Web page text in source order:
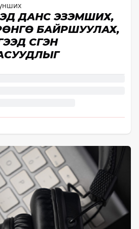
ДАНС ЭЗЭМШИХ,
БАЙРШУУЛАХ,
ҮҮСГЭН